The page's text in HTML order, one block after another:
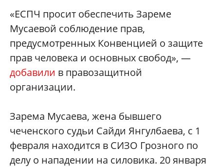
«ЕСПЧ просит обеспечить Зареме
Мусаевой соблюдение прав,
предусмотренных Конвенцией о защите
прав человека и основных свобод», —
добавили в правозащитной
организации.
Зарема Мусаева, жена бывшего
чеченского судьи Сайди Янгулбаева, с 1
февраля находится в СИЗО Грозного по
делу о нападении на силовика. 20 января